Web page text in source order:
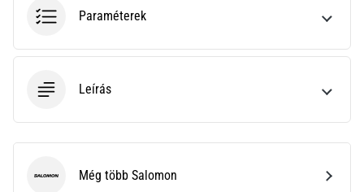
talpi
bőnye
gyulladása
…
Minden cikk
Paraméterek
Leírás
SalomonMég több Salomon